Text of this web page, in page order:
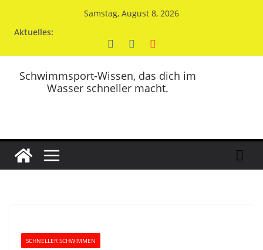
Samstag, August 8, 2026
Aktuelles:
Schwimmsport-Wissen, das dich im
Wasser schneller macht.
SCHNELLER SCHWIMMEN